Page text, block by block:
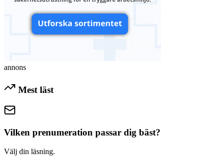
annons
Mest läst
Vilken prenumeration passar dig bäst?
Välj din läsning.